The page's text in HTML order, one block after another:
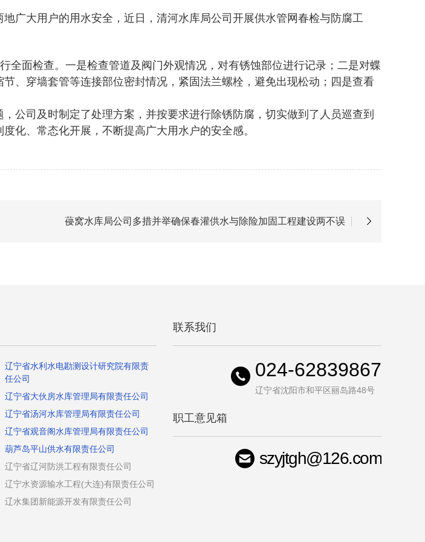
广大用户的用水安全，近日，清河水库局公司开展供水管网春检与防腐工
全面检查。一是检查管道及阀门外观情况，对有锈蚀部位进行记录；二是对蝶
、穿墙套管等连接部位密封情况，紧固法兰螺栓，避免出现松动；四是查看
公司及时制定了处理方案，并按要求进行除锈防腐，切实做到了人员巡查到
化、常态化开展，不断提高广大用水户的安全感。
葠窝水库局公司多措并举确保春灌供水与除险加固工程建设两不误
辽宁省水利水电勘测设计研究院有限责
任公司
辽宁省大伙房水库管理局有限责任公司
辽宁省汤河水库管理局有限责任公司
辽宁省观音阁水库管理局有限责任公司
葫芦岛平山供水有限责任公司
辽宁省辽河防洪工程有限责任公司
辽宁水资源输水工程(大连)有限责任公司
辽水集团新能源开发有限责任公司
联系我们
024-62839867
辽宁省沈阳市和平区丽岛路48号
职工意见箱
szyjtgh@126.com